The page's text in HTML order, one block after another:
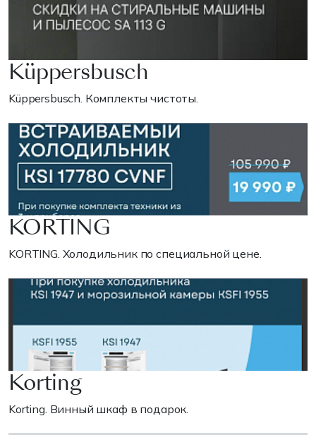
Küppersbusch
Küppersbusch. Комплекты чистоты.
KORTING
KORTING. Холодильник по специальной цене.
Korting
Korting. Винный шкаф в подарок.